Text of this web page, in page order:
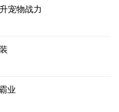
宠物战力
业